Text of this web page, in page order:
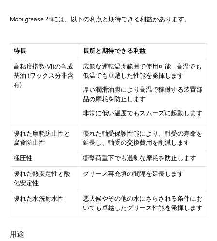
Mobilgrease 28には、以下の利点と期待できる利益があります。
特長
長所と期待できる利益
高粘度指数(VI)の合成
基油 (ワックス分非含
有)
広範な運転温度範囲で使用可能- 高温でも
低温でも卓越した性能を発揮します
厚い潤滑油膜により高温で稼働する装置部
品の摩耗を防止します
非常に低い温度でもスムーズに起動します
優れた摩耗防止性と
腐食防止性
優れた軸受保護性能により、軸受の寿命を
延長し、軸受の交換費用を削減します
極圧性
衝撃荷重下でも過剰な摩耗を防止します
優れた熱安定性と酸
化安定性
グリース再充填の間隔を延長します
優れた水洗耐水性
悪天候やその他の水にさらされる条件にお
いても卓越したグリース性能を発揮します
用途